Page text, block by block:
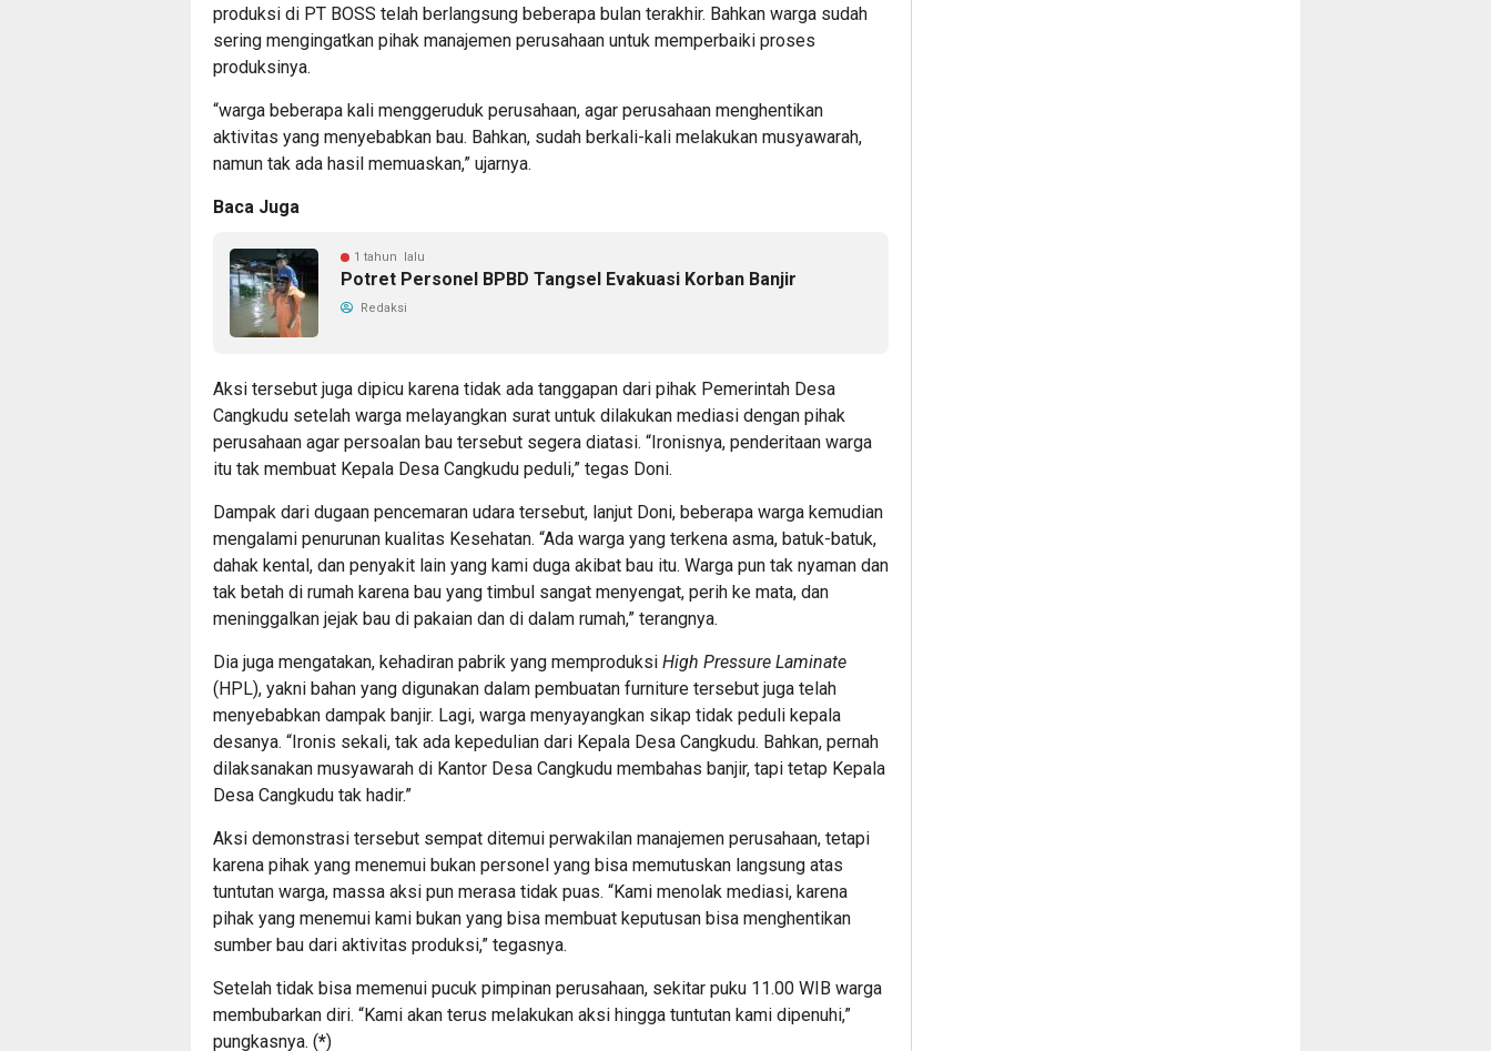
produksi di PT BOSS telah berlangsung beberapa bulan terakhir. Bahkan warga sudah
sering mengingatkan pihak manajemen perusahaan untuk memperbaiki proses
produksinya.
“warga beberapa kali menggeruduk perusahaan, agar perusahaan menghentikan
aktivitas yang menyebabkan bau. Bahkan, sudah berkali-kali melakukan musyawarah,
namun tak ada hasil memuaskan,” ujarnya.
Baca Juga
1 tahun lalu
Potret Personel BPBD Tangsel Evakuasi Korban Banjir
Redaksi
Aksi tersebut juga dipicu karena tidak ada tanggapan dari pihak Pemerintah Desa
Cangkudu setelah warga melayangkan surat untuk dilakukan mediasi dengan pihak
perusahaan agar persoalan bau tersebut segera diatasi. “Ironisnya, penderitaan warga
itu tak membuat Kepala Desa Cangkudu peduli,” tegas Doni.
Dampak dari dugaan pencemaran udara tersebut, lanjut Doni, beberapa warga kemudian
mengalami penurunan kualitas Kesehatan. “Ada warga yang terkena asma, batuk-batuk,
dahak kental, dan penyakit lain yang kami duga akibat bau itu. Warga pun tak nyaman dan
tak betah di rumah karena bau yang timbul sangat menyengat, perih ke mata, dan
meninggalkan jejak bau di pakaian dan di dalam rumah,” terangnya.
Dia juga mengatakan, kehadiran pabrik yang memproduksi High Pressure Laminate
(HPL), yakni bahan yang digunakan dalam pembuatan furniture tersebut juga telah
menyebabkan dampak banjir. Lagi, warga menyayangkan sikap tidak peduli kepala
desanya. “Ironis sekali, tak ada kepedulian dari Kepala Desa Cangkudu. Bahkan, pernah
dilaksanakan musyawarah di Kantor Desa Cangkudu membahas banjir, tapi tetap Kepala
Desa Cangkudu tak hadir.”
Aksi demonstrasi tersebut sempat ditemui perwakilan manajemen perusahaan, tetapi
karena pihak yang menemui bukan personel yang bisa memutuskan langsung atas
tuntutan warga, massa aksi pun merasa tidak puas. “Kami menolak mediasi, karena
pihak yang menemui kami bukan yang bisa membuat keputusan bisa menghentikan
sumber bau dari aktivitas produksi,” tegasnya.
Setelah tidak bisa memenui pucuk pimpinan perusahaan, sekitar puku 11.00 WIB warga
membubarkan diri. “Kami akan terus melakukan aksi hingga tuntutan kami dipenuhi,”
pungkasnya. (*)